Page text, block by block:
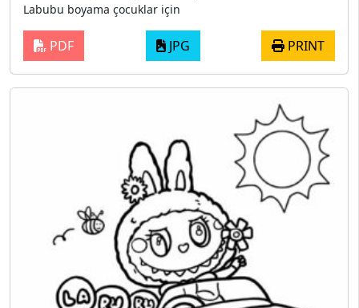
Labubu boyama çocuklar için
PDF JPG PRINT